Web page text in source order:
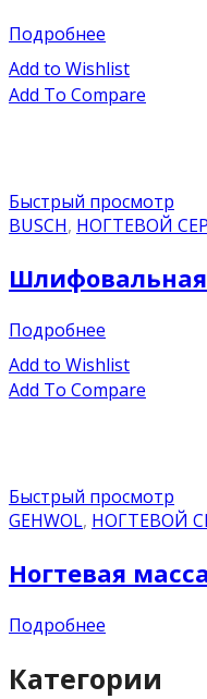
Подробнее
Add to Wishlist
Add To Compare
Быстрый просмотр
BUSCH, НОГТЕВОЙ
Подробнее
Add to Wishlist
Add To Compare
Быстрый просмотр
GEHWOL, НОГТЕВОЙ
Ногтевая
Подробнее
Категории